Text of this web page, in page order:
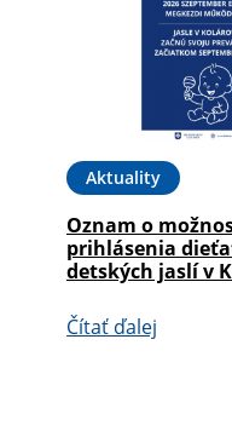
Aktuality
Oznam o
prihlásenia
detských jaslí v
Čítať ďalej